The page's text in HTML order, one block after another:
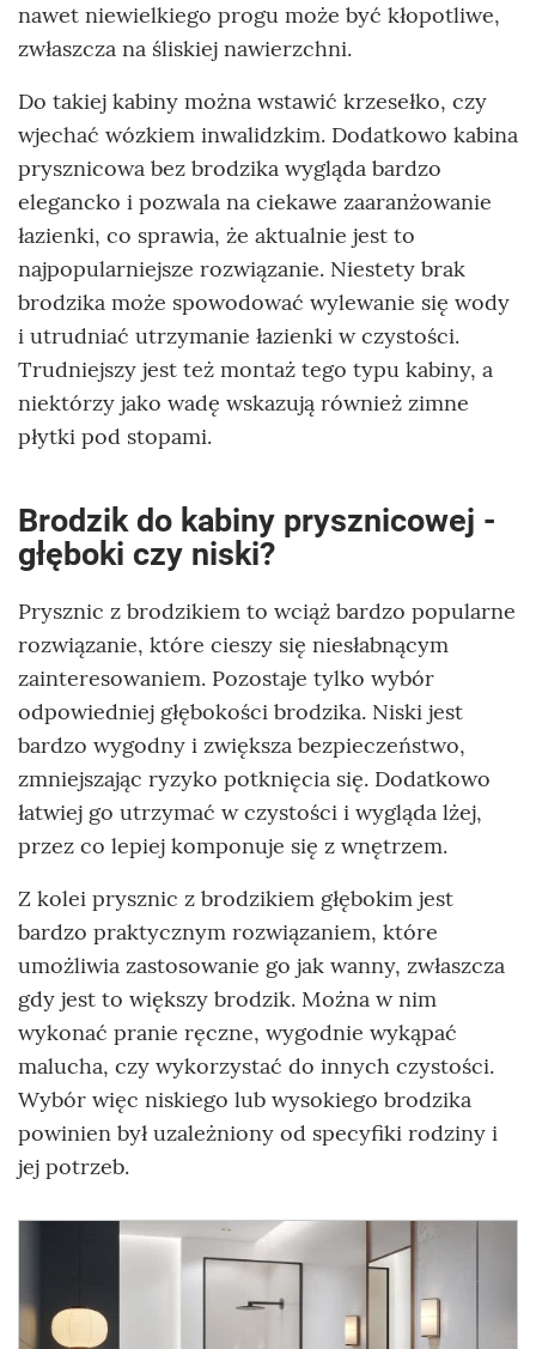
nawet niewielkiego progu może być kłopotliwe,
zwłaszcza na śliskiej nawierzchni.
Do takiej kabiny można wstawić krzesełko, czy
wjechać wózkiem inwalidzkim. Dodatkowo kabina
prysznicowa bez brodzika wygląda bardzo
elegancko i pozwala na ciekawe zaaranżowanie
łazienki, co sprawia, że aktualnie jest to
najpopularniejsze rozwiązanie. Niestety brak
brodzika może spowodować wylewanie się wody
i utrudniać utrzymanie łazienki w czystości.
Trudniejszy jest też montaż tego typu kabiny, a
niektórzy jako wadę wskazują również zimne
płytki pod stopami.
Brodzik do kabiny prysznicowej -
głęboki czy niski?
Prysznic z brodzikiem to wciąż bardzo popularne
rozwiązanie, które cieszy się niesłabnącym
zainteresowaniem. Pozostaje tylko wybór
odpowiedniej głębokości brodzika. Niski jest
bardzo wygodny i zwiększa bezpieczeństwo,
zmniejszając ryzyko potknięcia się. Dodatkowo
łatwiej go utrzymać w czystości i wygląda lżej,
przez co lepiej komponuje się z wnętrzem.
Z kolei prysznic z brodzikiem głębokim jest
bardzo praktycznym rozwiązaniem, które
umożliwia zastosowanie go jak wanny, zwłaszcza
gdy jest to większy brodzik. Można w nim
wykonać pranie ręczne, wygodnie wykąpać
malucha, czy wykorzystać do innych czystości.
Wybór więc niskiego lub wysokiego brodzika
powinien był uzależniony od specyfiki rodziny i
jej potrzeb.